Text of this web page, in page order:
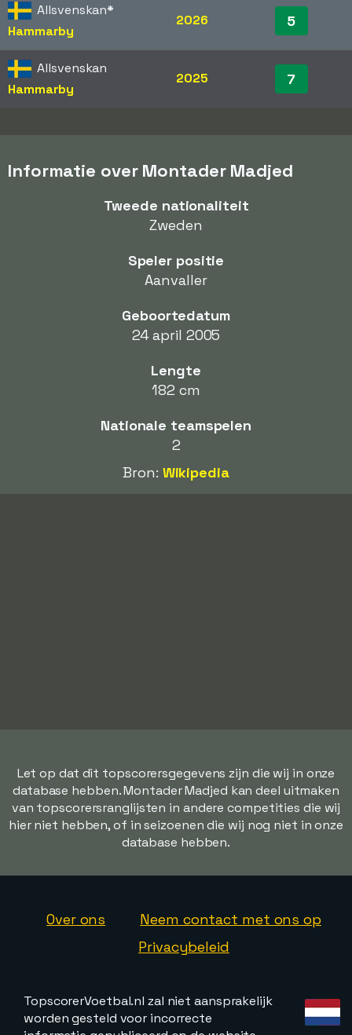
Allsvenskan*
Hammarby
2026 5
Allsvenskan
Hammarby
2025 7
Informatie over Montader Madjed
Tweede nationaliteit
Zweden
Speler positie
Aanvaller
Geboortedatum
24 april 2005
Lengte
182 cm
Nationale teamspelen
2
Bron: Wikipedia
Let op dat dit topscorersgegevens zijn die wij in onze
database hebben. Montader Madjed kan deel uitmaken
van topscorersranglijsten in andere competities die wij
hier niet hebben, of in seizoenen die wij nog niet in onze
database hebben.
Over ons
Neem contact met ons op
Privacybeleid
TopscorerVoetbal.nl zal niet aansprakelijk
worden gesteld voor incorrecte